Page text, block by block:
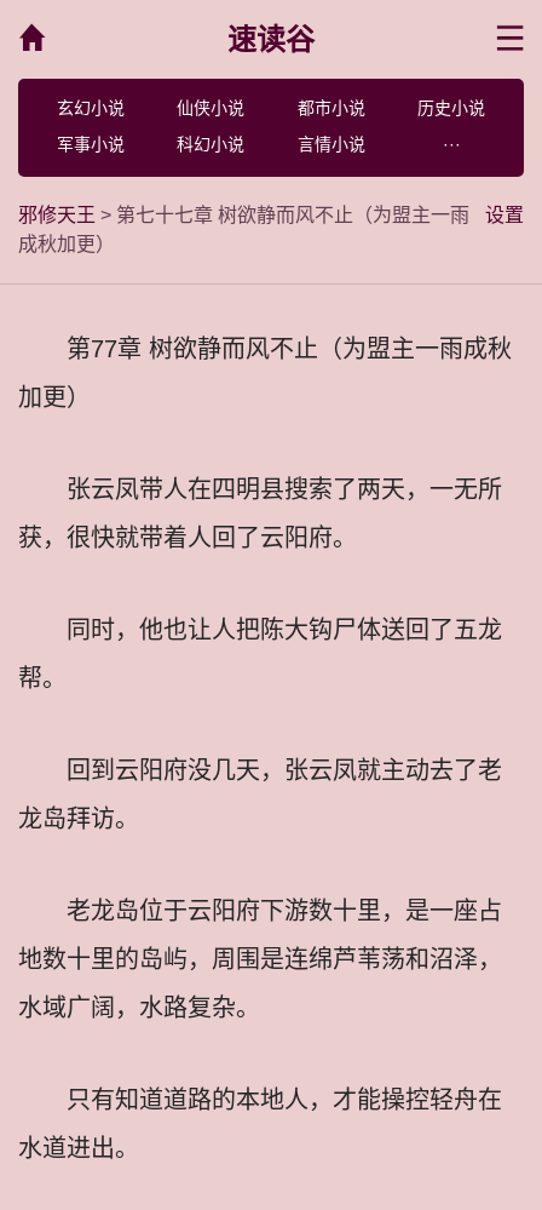
速读谷
玄幻小说 仙侠小说 都市小说
历史小说
军事小说
科幻小说 言情小说 ···
设置
邪修天王 > 第七十七章 树欲静而风不止（为盟主一雨
成秋加更）
第77章 树欲静而风不止（为盟主一雨成秋
加更）
张云凤带人在四明县搜索了两天，一无所
获，很快就带着人回了云阳府。
同时，他也让人把陈大钩尸体送回了五龙
帮。
回到云阳府没几天，张云凤就主动去了老
龙岛拜访。
老龙岛位于云阳府下游数十里，是一座占
地数十里的岛屿，周围是连绵芦苇荡和沼泽，
水域广阔，水路复杂。
只有知道道路的本地人，才能操控轻舟在
水道进出。